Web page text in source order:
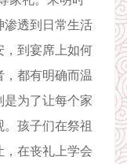
渗透到日常生活
，到宴席上如何
都有明确而温
为了让每个家
孩子们在祭祖
在丧礼上学会